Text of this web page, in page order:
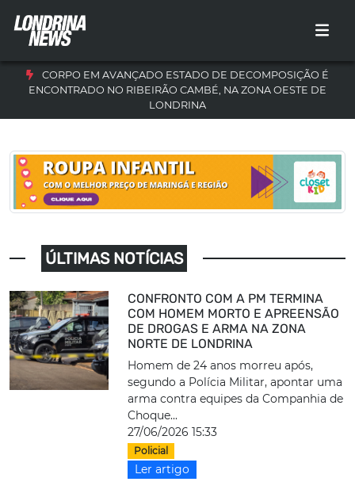
CORPO EM AVANÇADO ESTADO DE DECOMPOSIÇÃO É
ENCONTRADO NO RIBEIRÃO CAMBÉ, NA ZONA OESTE DE
LONDRINA
ÚLTIMAS NOTÍCIAS
CONFRONTO COM A PM TERMINA
COM HOMEM MORTO E APREENSÃO
DE DROGAS E ARMA NA ZONA
NORTE DE LONDRINA
Homem de 24 anos morreu após,
segundo a Polícia Militar, apontar uma
arma contra equipes da Companhia de
Choque...
27/06/2026 15:33
Policial
Ler artigo